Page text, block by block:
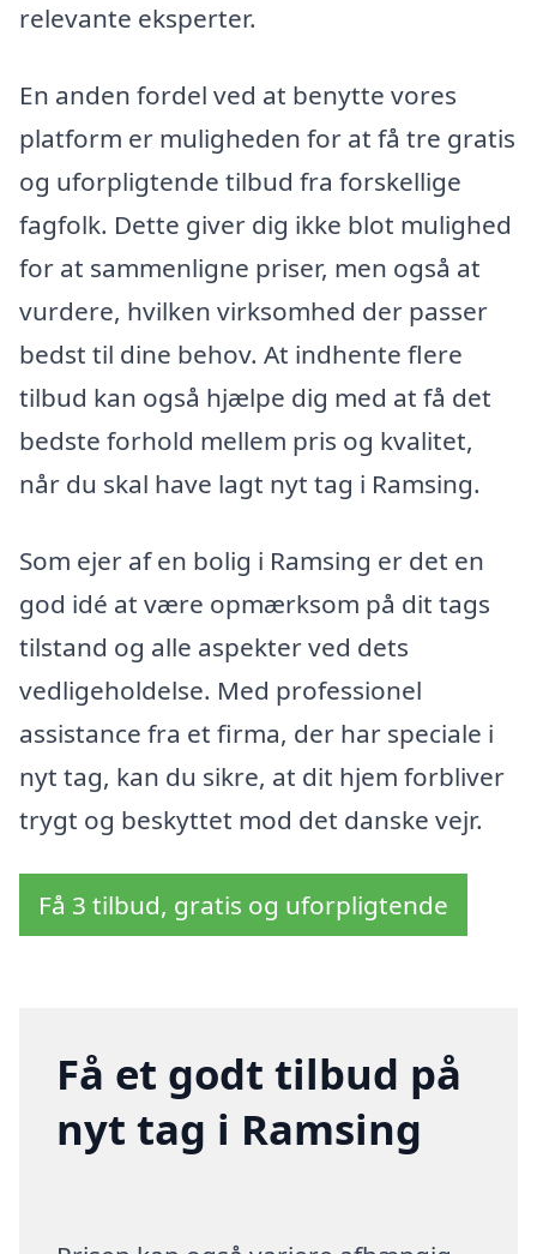
relevante eksperter.
En anden fordel ved at benytte vores
platform er muligheden for at få tre gratis
og uforpligtende tilbud fra forskellige
fagfolk. Dette giver dig ikke blot mulighed
for at sammenligne priser, men også at
vurdere, hvilken virksomhed der passer
bedst til dine behov. At indhente flere
tilbud kan også hjælpe dig med at få det
bedste forhold mellem pris og kvalitet,
når du skal have lagt nyt tag i Ramsing.
Som ejer af en bolig i Ramsing er det en
god idé at være opmærksom på dit tags
tilstand og alle aspekter ved dets
vedligeholdelse. Med professionel
assistance fra et firma, der har speciale i
nyt tag, kan du sikre, at dit hjem forbliver
trygt og beskyttet mod det danske vejr.
Få 3 tilbud, gratis og uforpligtende
Få et godt tilbud på
nyt tag i Ramsing